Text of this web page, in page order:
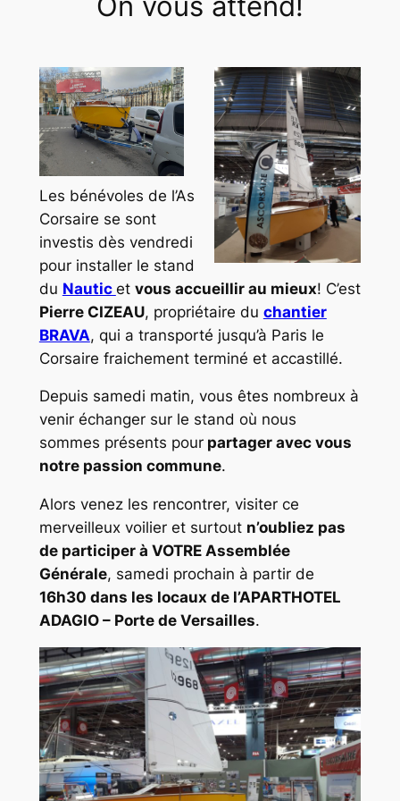
Les bénévoles de l’As
Corsaire se sont
investis dès vendredi
pour installer le stand
du Nautic et vous accueillir au mieux! C’est
Pierre CIZEAU, propriétaire du chantier
BRAVA, qui a transporté jusqu’à Paris le
Corsaire fraichement terminé et accastillé.
Depuis samedi matin, vous êtes nombreux à
venir échanger sur le stand où nous
sommes présents pourpartager avec vous
notre passion commune.
Alors venez les rencontrer, visiter ce
merveilleux voilier et surtout n’oubliez pas
de participer à VOTRE Assemblée
Générale, samedi prochain à partir de
16h30 dans les locaux de l’APARTHOTEL
ADAGIO – Porte de Versailles.